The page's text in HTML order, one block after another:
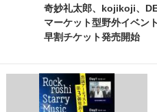
奇妙礼太郎、kojikoji、
マーケット型野外イベン
早割チケット発売開始